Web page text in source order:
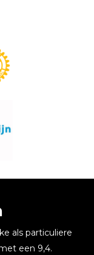
als particuliere
een 9,4.